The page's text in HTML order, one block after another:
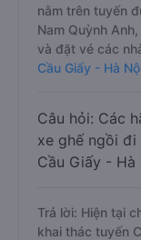
nằm trên tuyến
Nam Quỳnh
và đặt vé các
Cầu Giấy - Hà
Câu hỏi: Các
xe ghế ngồi
Cầu Giấy - Hà
Trả lời: Hiện tại
khai thác tuyến